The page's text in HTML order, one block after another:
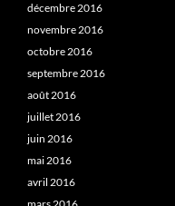
décembre 2016
novembre 2016
octobre 2016
septembre 2016
août 2016
juillet 2016
juin 2016
mai 2016
avril 2016